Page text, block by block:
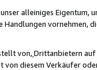
alleiniges
vornehmen,
von,Drittanbietern auf
von diesem Verkäufer